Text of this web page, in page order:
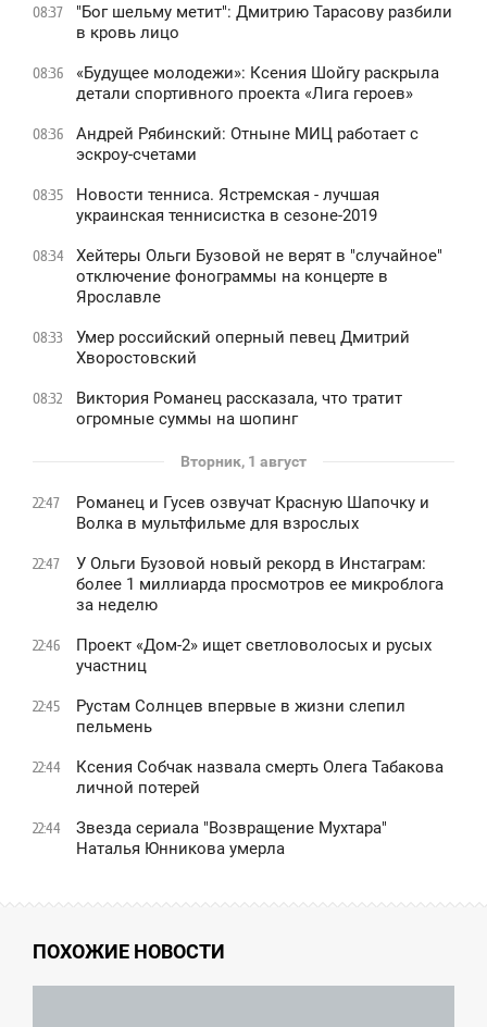
08:37
"Бог шельму метит": Дмитрию Тарасову разбили
в кровь лицо
08:36
«Будущее молодежи»: Ксения Шойгу раскрыла
детали спортивного проекта «Лига героев»
08:36
Андрей Рябинский: Отныне МИЦ работает с
эскроу-счетами
08:35
Новости тенниса. Ястремская - лучшая
украинская теннисистка в сезоне-2019
08:34
Хейтеры Ольги Бузовой не верят в "случайное"
отключение фонограммы на концерте в
Ярославле
08:33
Умер российский оперный певец Дмитрий
Хворостовский
08:32
Виктория Романец рассказала, что тратит
огромные суммы на шопинг
Вторник, 1 август
22:47
Романец и Гусев озвучат Красную Шапочку и
Волка в мультфильме для взрослых
22:47
У Ольги Бузовой новый рекорд в Инстаграм:
более 1 миллиарда просмотров ее микроблога
за неделю
22:46
Проект «Дом-2» ищет светловолосых и русых
участниц
22:45
Рустам Солнцев впервые в жизни слепил
пельмень
22:44
Ксения Собчак назвала смерть Олега Табакова
личной потерей
22:44
Звезда сериала "Возвращение Мухтара"
Наталья Юнникова умерла
ПОХОЖИЕ НОВОСТИ